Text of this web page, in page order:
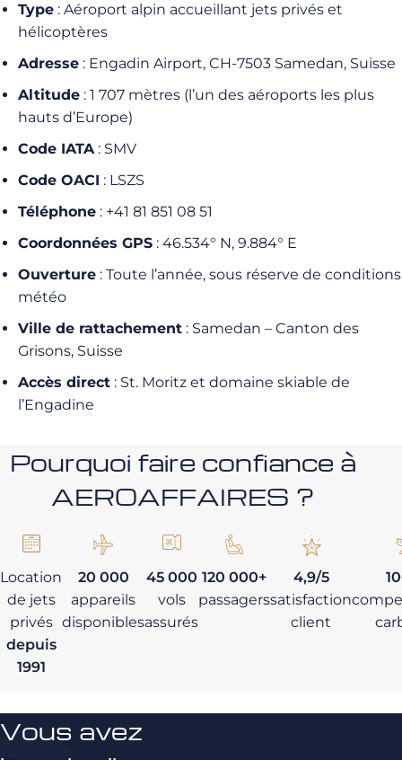
Type : Aéroport alpin accueillant jets privés et
hélicoptères
Adresse : Engadin Airport, CH-7503 Samedan, Suisse
Altitude : 1 707 mètres (l’un des aéroports les plus
hauts d’Europe)
Code IATA: SMV
Code OACI : LSZS
Téléphone : +41 81 851 08 51
Coordonnées GPS : 46.534° N, 9.884° E
Ouverture : Toute l’année, sous réserve de conditions
météo
Ville de rattachement : Samedan – Canton des
Grisons, Suisse
Accès direct : St. Moritz et domaine skiable de
l’Engadine
Pourquoi faire confiance à
AEROAFFAIRES ?
Location
de jets
privés
depuis
1991
20 000
appareils
disponibles
45 000
vols
assurés
120 000+
passagers
4,9/5
satisfaction
client
Vous avez